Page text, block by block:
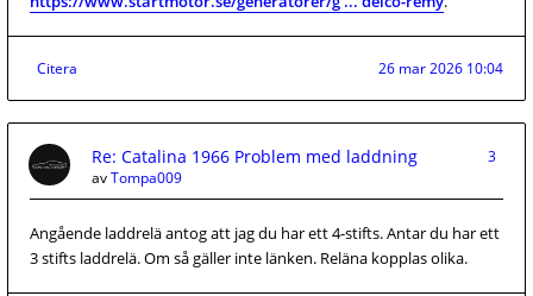
Citera 26 mar 2026 10:04
Re: Catalina 1966 Problem med laddning
3
avTompa009
Angående laddrelä antog att jag du har ett 4-stifts. Antar du har ett
3 stifts laddrelä. Om så gäller inte länken. Reläna kopplas olika.